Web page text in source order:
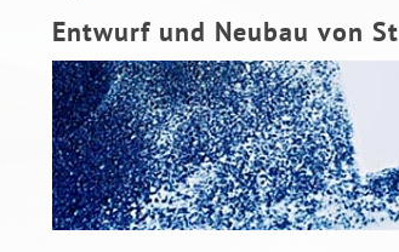
Entwurf und Neubau von